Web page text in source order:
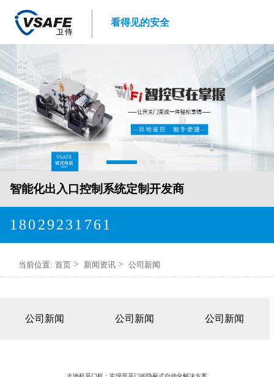
看得见的安全
智能化出入口控制系统定制开发商
18029231761
当前位置: 首页 > 新闻资讯 > 公司新闻
公司新闻 公司新闻 公司新闻